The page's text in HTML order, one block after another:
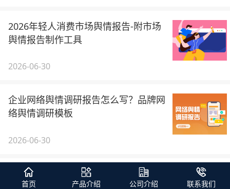
2026年轻人消费市场舆情报告-附市场
舆情报告制作工具
2026-06-30
企业网络舆情调研报告怎么写？品牌网
络舆情调研模板
2026-06-30
企业舆情报告PPT制作思路与结构拆解-
首页 产品介绍 公司介绍 联系我们